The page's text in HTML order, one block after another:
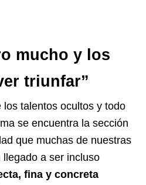
mucho y los
triunfar”
talentos ocultos y todo
se encuentra la sección
que muchas de nuestras
a ser incluso
fina y concreta